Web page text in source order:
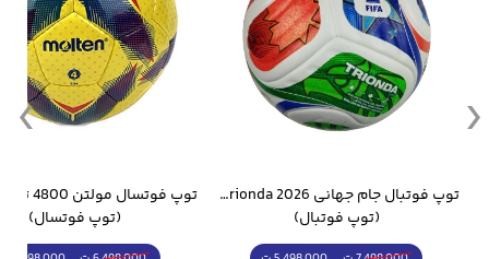
توپ فوتبال جام جهانی 2026 Trionda مشابه اورجینال
(توپ فوتبال)
(توپ فوتسال)